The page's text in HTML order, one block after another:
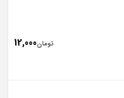
تومان12,000